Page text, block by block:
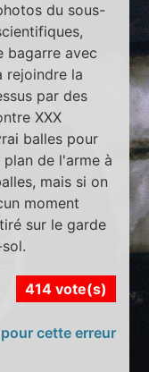
du sous-
bagarre avec
rejoindre la
par des
XXX
balles pour
de l'arme à
mais si on
moment
sur le garde
414 vote(s)
cette erreur